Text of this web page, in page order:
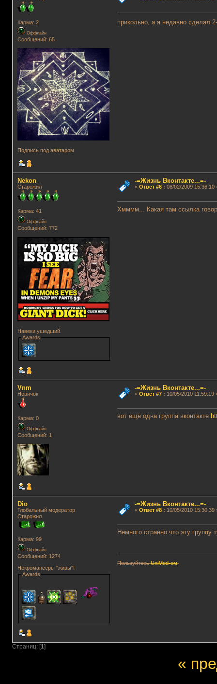
Карма: 2
Оффлайн
Сообщений: 65
Подпись под аватаром
прикольно, а я недавно сделал
Nekon
Старожил
Карма: 41
Оффлайн
Сообщений: 772
Навеки ушедший.
Awards
-=Жизнь Вконтакте...=-
« Ответ #6: 08/02/2009 15:36:10
Хмммм... Какая там ссылка
Vnm
Новичок
Карма: 0
Оффлайн
Сообщений: 1
-=Жизнь Вконтакте...=-
« Ответ #7: 10/05/2010 11:59:19
вот ещё одна группа вконтакте
Dio
Глобальный модератор
Старожил
Карма: 99
Оффлайн
Сообщений: 1274
Некромансеры "живы"!
Awards
-=Жизнь Вконтакте...=-
« Ответ #8: 10/05/2010 15:30:39
Немного странно что эту группу
ПользуйтесьUniMod-ом.
Страниц: [1]
«